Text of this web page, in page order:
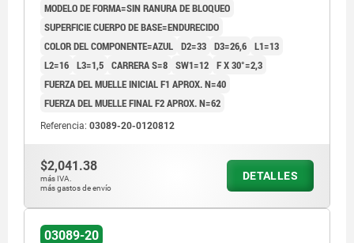
MODELO DE FORMA=SIN RANURA DE BLOQUEO
SUPERFICIE CUERPO DE BASE=ENDURECIDO
COLOR DEL COMPONENTE=AZUL D2=33 D3=26,6 L1=13
L2=16 L3=1,5 CARRERA S=8 SW1=12 F X 30°=2,3
FUERZA DEL MUELLE INICIAL F1 APROX. N=40
FUERZA DEL MUELLE FINAL F2 APROX. N=62
Referencia: 03089-20-0120812
$2,041.38
más IVA.
más gastos de envío
DETALLES
03089-20